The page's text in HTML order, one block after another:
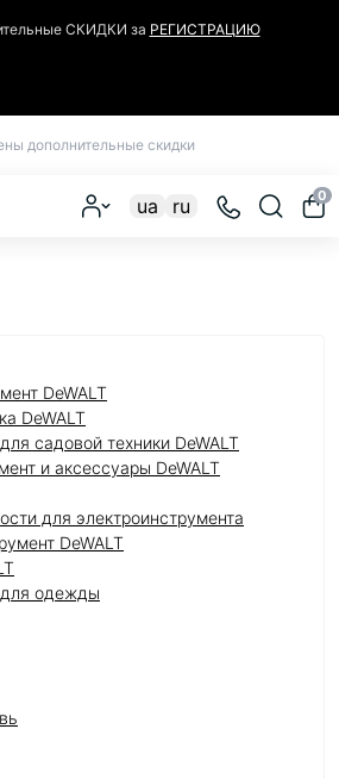
СКИДКИ за РЕГИСТРАЦИЮ
дополнительные скидки
ua ru 0
DeWALT
DeWALT
садовой техники DeWALT
и аксессуары DeWALT
для электроинструмента
DeWALT
одежды